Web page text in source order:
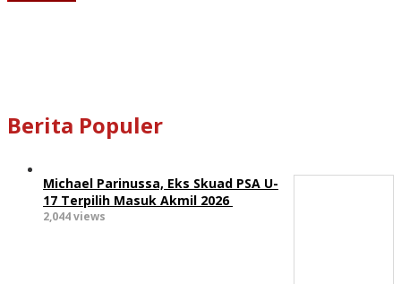
Berita Populer
Michael Parinussa, Eks Skuad PSA U-
17 Terpilih Masuk Akmil 2026
2,044 views